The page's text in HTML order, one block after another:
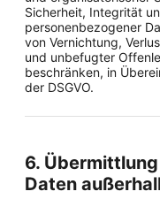
Sicherheit, Integrität
personenbezogener
von Vernichtung,
und unbefugter
beschränken, in
der DSGVO.
6.
Daten